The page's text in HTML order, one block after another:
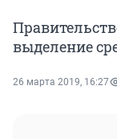
выделение
26 марта 2019, 16:27